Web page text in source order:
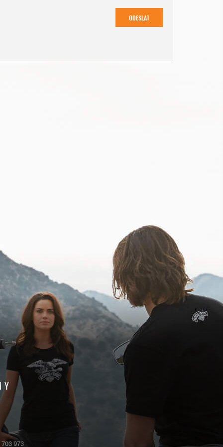
ODESLAT
973